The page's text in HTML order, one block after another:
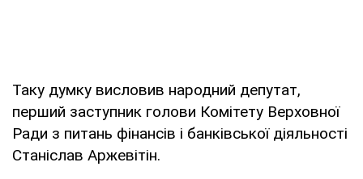
Таку думку висловив народний депутат,
перший заступник голови Комітету Верховної
Ради з питань фінансів і банківської діяльності
Станіслав Аржевітін.